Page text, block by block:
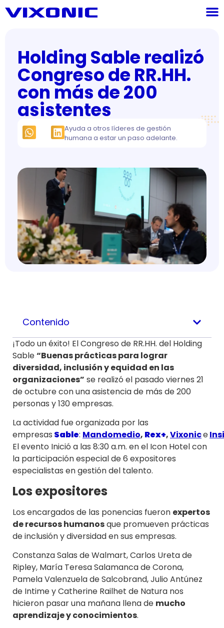
Holding Sable realizó
Congreso de RR.HH.
con más de 200
asistentes
Ayuda a otros líderes de gestión
humana a estar un paso adelante.
Contenido
¡Todo un éxito! El Congreso de RR.HH. del Holding
Sable“Buenas prácticas para lograr
diversidad, inclusión y equidad en las
organizaciones” se realizó el pasado viernes 21
de octubre con una asistencia de más de 200
personas y 130 empresas.
La actividad fue organizada por las
empresas Sable: Mandomedio, Rex+,Vixonice
El evento Inició a las 8:30 a.m. en el Icon Hotel con
la participación especial de 6 expositores
especialistas en gestión del talento.
Los expositores
Los encargados de las ponencias fueron expertos
de recursos humanosque promueven prácticas
de inclusión y diversidad en sus empresas.
Constanza Salas de Walmart, Carlos Ureta de
Ripley, María Teresa Salamanca de Corona,
Pamela Valenzuela de Salcobrand, Julio Antúnez
de Intime y Catherine Railhet de Natura nos
hicieron pasar una mañana llena de mucho
aprendizaje y conocimientos.